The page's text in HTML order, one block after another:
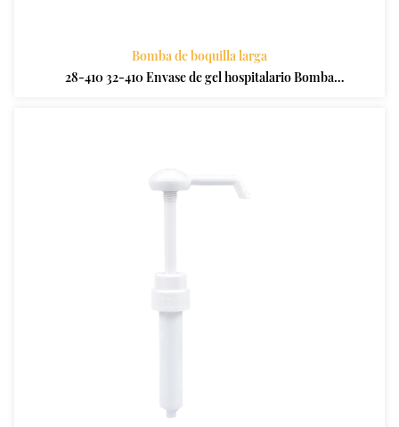
Bomba de boquilla larga
28-410 32-410 Envase de gel hospitalario Bomba